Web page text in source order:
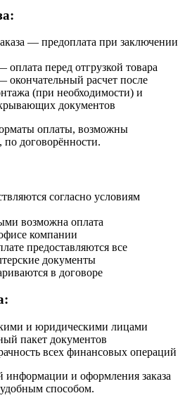
— предоплата при заключении
оплата перед отгрузкой товара
окончательный расчет после
(при необходимости) и
документов
оплаты, возможны
договорённости.
согласно условиям
возможна оплата
компании
предоставляются все
документы
в договоре
и юридическими лицами
пакет документов
всех финансовых операций
информации и оформления заказа
способом.